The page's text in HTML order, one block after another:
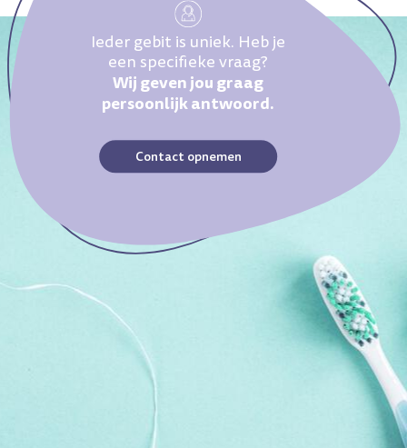
Ieder gebit is uniek. Heb je
een specifieke vraag?
Wij geven jou graag
persoonlijk antwoord.
Contact opnemen